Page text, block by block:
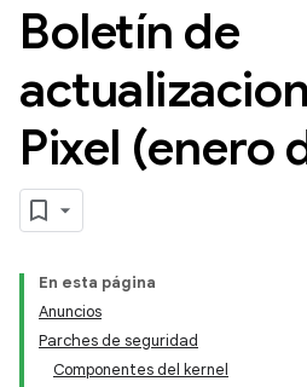
Boletín de
Pixel (enero
En esta página
Anuncios
Parches de seguridad
Componentes del kernel